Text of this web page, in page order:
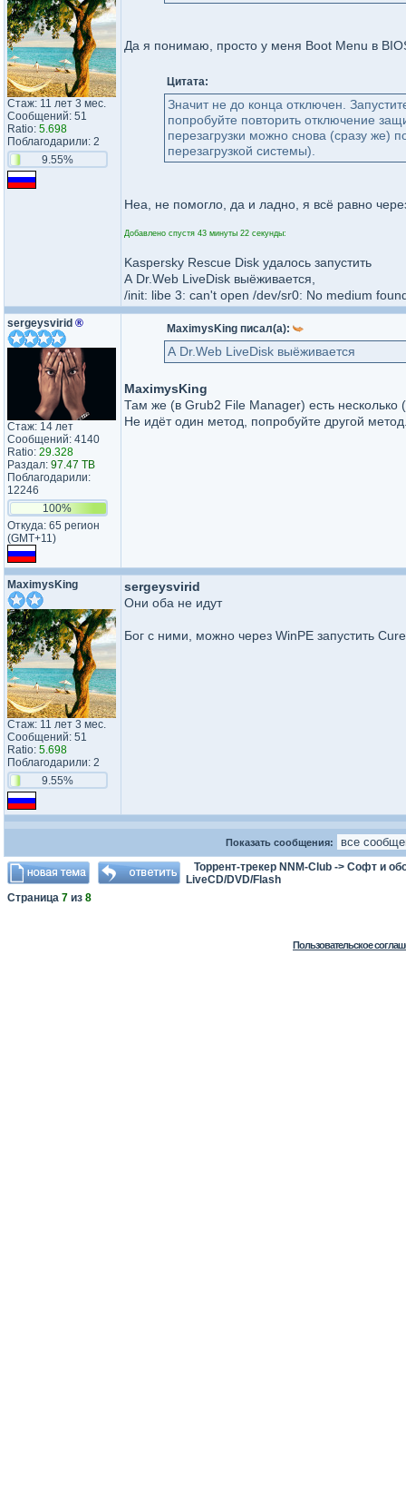
Стаж: 11 лет 3 мес.
Сообщений: 51
Ratio: 5.698
Поблагодарили: 2
9.55%
Да я понимаю, просто у меня Boot Menu в
Цитата:
Значит не до конца отключен.
попробуйте повторить отключение
перезагрузки можно снова (сразу же)
перезагрузкой системы).
Неа, не помогло, да и ладно, я всё равно
Добавлено спустя 43 минуты 22 секунды:
Kaspersky Rescue Disk удалось запустить
А Dr.Web LiveDisk выёживается,
/init: libe 3: can't open /dev/sr0: No medium
sergeysvirid ®
Стаж: 14 лет
Сообщений: 4140
Ratio: 29.328
Раздал: 97.47 TB
Поблагодарили:
12246
100%
Откуда: 65 регион
(GMT+11)
MaximysKing писал(а):
А Dr.Web LiveDisk выёживается
MaximysKing
Там же (в Grub2 File Manager) есть несколько
Не идёт один метод, попробуйте другой
MaximysKing
Стаж: 11 лет 3 мес.
Сообщений: 51
Ratio: 5.698
Поблагодарили: 2
9.55%
sergeysvirid
Они оба не идут
Бог с ними, можно через WinPE запустить
Показать сообщения:
Торрент-трекер NNM-Club -> Софт и
LiveCD/DVD/Flash
Страница 7 из 8
Пользовательское